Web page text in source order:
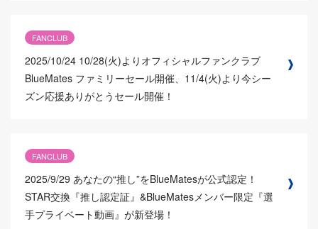
FANCLUB
2025/10/24 10/28(火)よりオフィシャルファンクラブ
BlueMates ファミリーセール開催、11/4(火)より今シー
ズン応援ありがとうセール開催！
FANCLUB
2025/9/29 あなたの“推し”をBlueMatesが公式認定！
STAR交換『推し認定証』&BlueMatesメンバー限定『選
手プライベート動画』が新登場！